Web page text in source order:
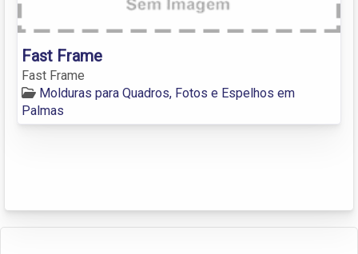
Fast Frame
Fast Frame
Molduras para Quadros, Fotos e Espelhos em
Palmas